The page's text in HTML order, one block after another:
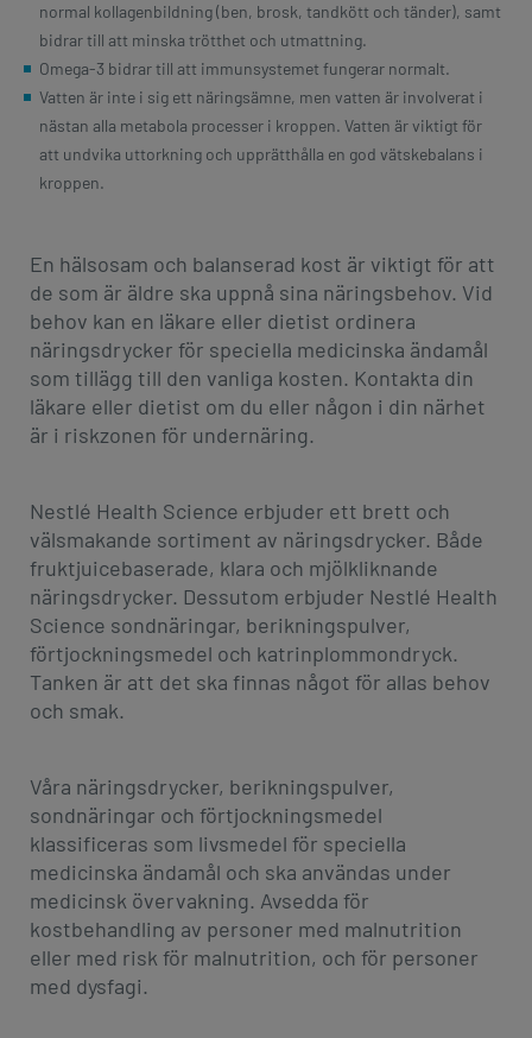
normal kollagenbildning (ben, brosk, tandkött och tänder), samt
bidrar till att minska trötthet och utmattning.
Omega-3 bidrar till att immunsystemet fungerar normalt.
Vatten är inte i sig ett näringsämne, men vatten är involverat i
nästan alla metabola processer i kroppen. Vatten är viktigt för
att undvika uttorkning och upprätthålla en god vätskebalans i
kroppen.
En hälsosam och balanserad kost är viktigt för att
de som är äldre ska uppnå sina näringsbehov. Vid
behov kan en läkare eller dietist ordinera
näringsdrycker för speciella medicinska ändamål
som tillägg till den vanliga kosten. Kontakta din
läkare eller dietist om du eller någon i din närhet
är i riskzonen för undernäring.
Nestlé Health Science erbjuder ett brett och
välsmakande sortiment av näringsdrycker. Både
fruktjuicebaserade, klara och mjölkliknande
näringsdrycker. Dessutom erbjuder Nestlé Health
Science sondnäringar, berikningspulver,
förtjockningsmedel och katrinplommondryck.
Tanken är att det ska finnas något för allas behov
och smak.
Våra näringsdrycker, berikningspulver,
sondnäringar och förtjockningsmedel
klassificeras som livsmedel för speciella
medicinska ändamål och ska användas under
medicinsk övervakning. Avsedda för
kostbehandling av personer med malnutrition
eller med risk för malnutrition, och för personer
med dysfagi.